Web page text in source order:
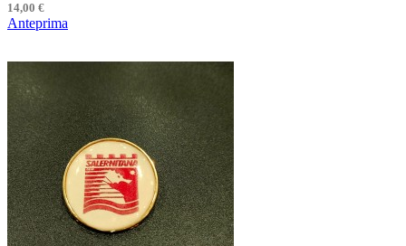
14,00 €
Anteprima